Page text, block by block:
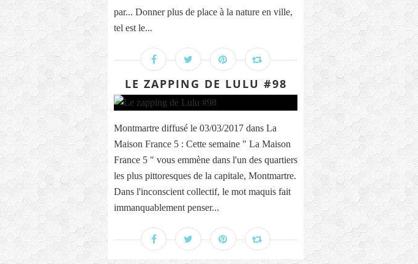
par... Donner plus de place à la nature en ville,
tel est le...
LE ZAPPING DE LULU #98
Montmartre diffusé le 03/03/2017 dans La
Maison France 5 : Cette semaine " La Maison
France 5 " vous emmène dans l'un des quartiers
les plus pittoresques de la capitale, Montmartre.
Dans l'inconscient collectif, le mot maquis fait
immanquablement penser...